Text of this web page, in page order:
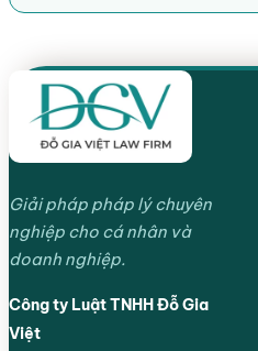
Giải pháp pháp lý chuyên
nghiệp cho cá nhân và
doanh nghiệp.
Công ty Luật TNHH Đỗ Gia
Việt